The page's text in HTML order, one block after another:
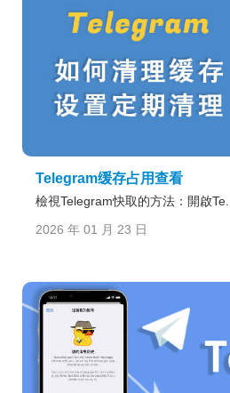
Telegram缓存占用查看
檢視Telegram快取的方法：開啟Te...
2026 年 01 月 23 日